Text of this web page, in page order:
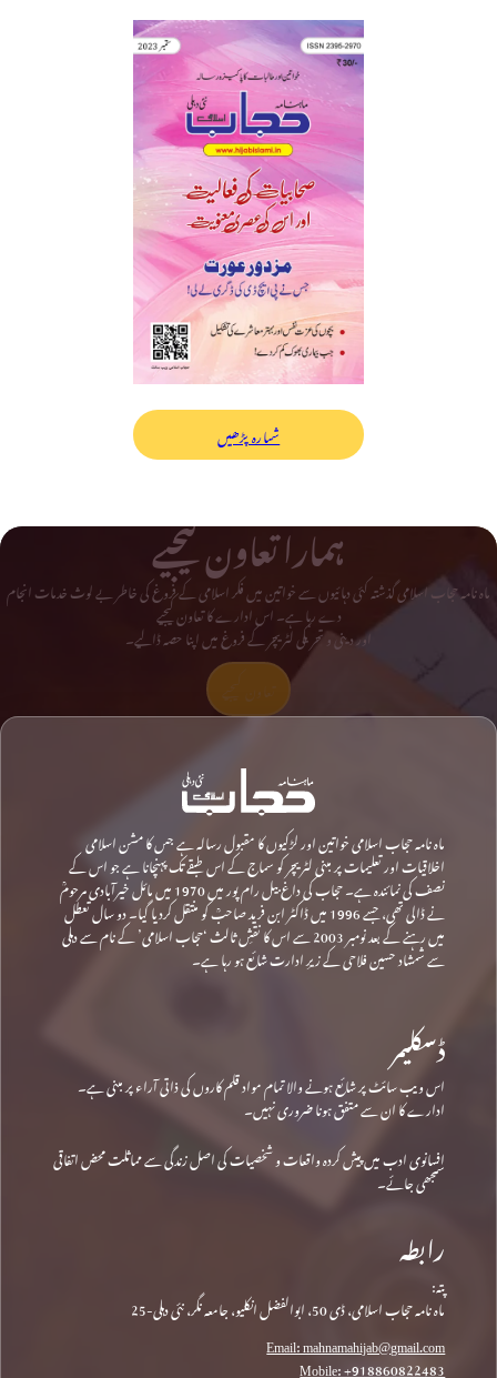
شمارہ پڑھیں
ہمارا تعاون کیجیے
ماہ نامہ حجاب اسلامی گذشتہ کئی دہائیوں سے خواتین میں فکر اسلامی کے فروغ کی خاطر بے لوث خدمات انجام
دے رہا ہے۔ اس ادارے کا تعاون کیجیے
اور دینی و تحریکی لٹریچر کے فروغ میں اپنا حصہ ڈالیے۔
ماہ نامہ حجاب اسلامی خواتین اور لڑکیوں کا مقبول رسالہ ہے جس کا مشن اسلامی
اخلاقیات اور تعلیمات پر مبنی لٹریچر کو سماج کے اس طبقے تک پہنچانا ہے جو اس کے
نصف کی نمائندہ ہے۔ حجاب کی داغ بیل رام پور میں 1970 میں مائل خیرآبادی مرحومؒ
نے ڈالی تھی، جسے 1996 میں ڈاکٹر ابن فرید صاحبؒ کو منتقل کردیا گیا۔ دو سال تعطل
میں رہنے کے بعد نومبر 2003 سے اس کا نقشِ ثالث ‘حجاب اسلامی’ کے نام سے دہلی
سے شمشاد حسین فلاحی کے زیرِ ادارت شائع ہو رہا ہے۔
ڈسکلیمر
اس ویب سائٹ پر شائع ہونے والا تمام مواد قلم کاروں کی ذاتی آراء پر مبنی ہے۔
ادارے کا ان سے متفق ہونا ضروری نہیں۔
افسانوی ادب میں پیش کردہ واقعات و شخصیات کی اصل زندگی سے مماثلت محض اتفاقی
سمجھی جائے۔
رابطہ
پتہ:
ماہ نامہ حجاب اسلامی، ڈی 50، ابوالفضل انکلیو، جامعہ نگر، نئی دہلی-25
Email: mahnamahijab@gmail.com
Mobile: +918860822483